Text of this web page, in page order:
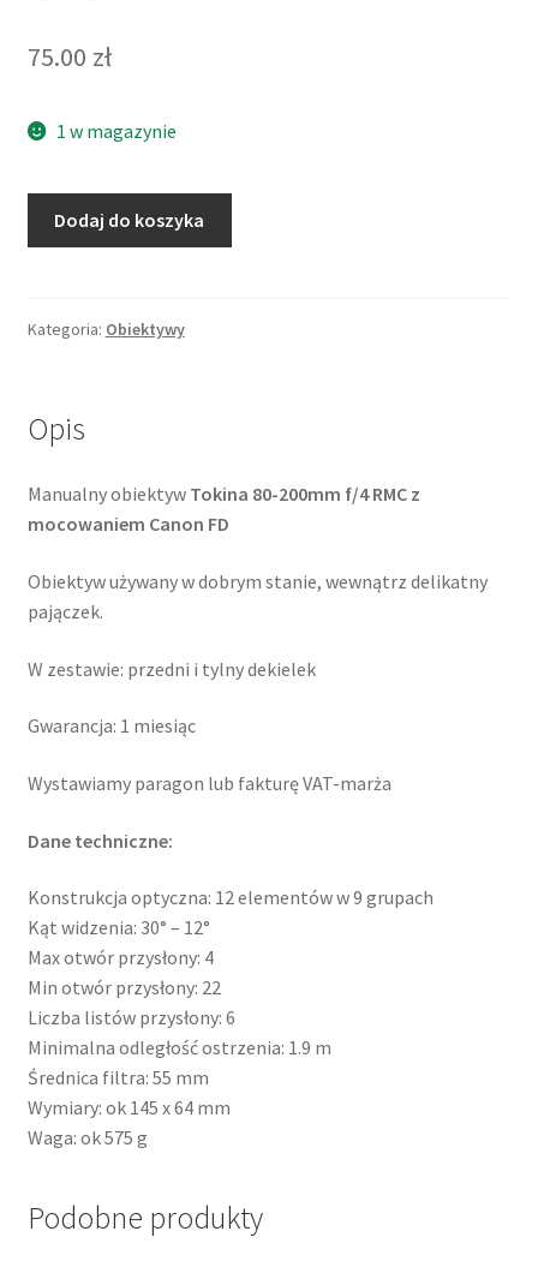
75.00 zł
1 w magazynie
200mm
Canon
FD
Dodaj do koszyka
Kategoria: Obiektywy
Opis
Manualny obiektywTokina 80-200mm f/4 RMC z
mocowaniem Canon FD
Obiektyw używany w dobrym stanie, wewnątrz delikatny
pajączek.
W zestawie: przedni i tylny dekielek
Gwarancja: 1 miesiąc
Wystawiamy paragon lub fakturę VAT-marża
Dane techniczne:
Konstrukcja optyczna: 12 elementów w 9 grupach
Kąt widzenia: 30° – 12°
Max otwór przysłony: 4
Min otwór przysłony: 22
Liczba listów przysłony: 6
Minimalna odległość ostrzenia: 1.9 m
Średnica filtra: 55 mm
Wymiary: ok 145 x 64 mm
Waga: ok 575 g
Podobne produkty